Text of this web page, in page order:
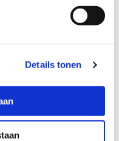
Details tonen
en voorkomen
geschikt en
actieve acne.